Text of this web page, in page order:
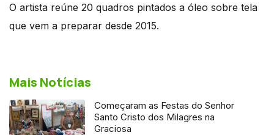
O artista reúne 20 quadros pintados a óleo sobre tela
que vem a preparar desde 2015.
Mais Notícias
Começaram as Festas do Senhor
Santo Cristo dos Milagres na
Graciosa